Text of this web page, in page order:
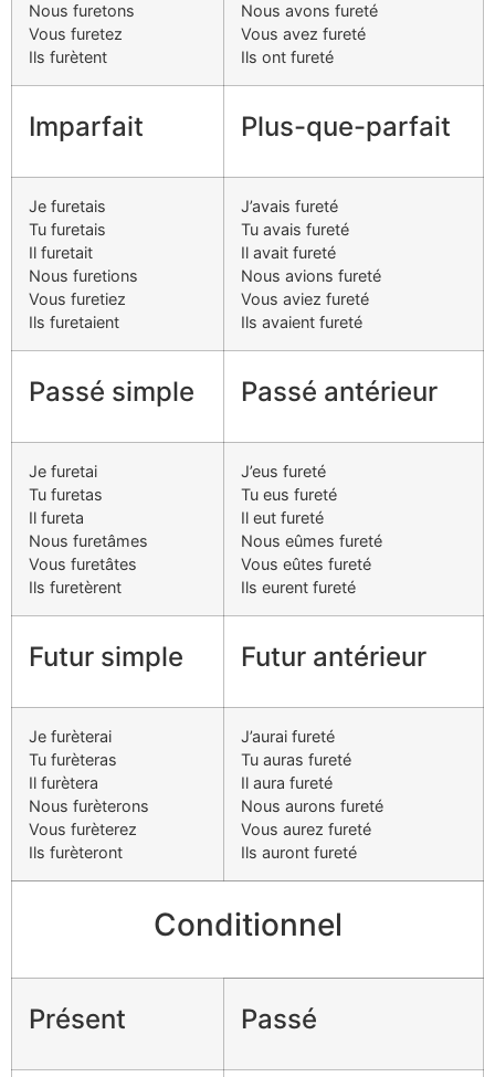
Nous furetons
Vous furetez
Ils furètent
Nous avons fureté
Vous avez fureté
Ils ont fureté
Imparfait Plus-que-parfait
Je furetais
Tu furetais
Il furetait
Nous furetions
Vous furetiez
Ils furetaient
J’avais fureté
Tu avais fureté
Il avait fureté
Nous avions fureté
Vous aviez fureté
Ils avaient fureté
Passé simple Passé antérieur
Je furetai
Tu furetas
Il fureta
Nous furetâmes
Vous furetâtes
Ils furetèrent
J’eus fureté
Tu eus fureté
Il eut fureté
Nous eûmes fureté
Vous eûtes fureté
Ils eurent fureté
Futur simple Futur antérieur
Je furèterai
Tu furèteras
Il furètera
Nous furèterons
Vous furèterez
Ils furèteront
J’aurai fureté
Tu auras fureté
Il aura fureté
Nous aurons fureté
Vous aurez fureté
Ils auront fureté
Conditionnel
Présent Passé